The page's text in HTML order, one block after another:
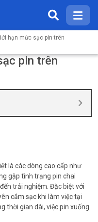
hạn mức sạc pin trên
pin trên
là các dòng cao cấp như
gặp tình trạng pin chai
trải nghiệm. Đặc biệt với
cắm sạc khi làm việc tại
thời gian dài, việc pin xuống